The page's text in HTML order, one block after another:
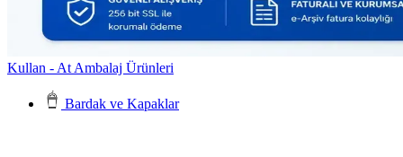
Kullan - At Ambalaj Ürünleri
Bardak ve Kapaklar